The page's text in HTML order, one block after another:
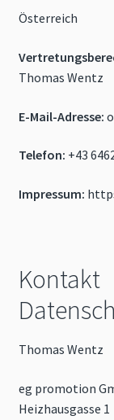
Österreich
Thomas Wentz
E-Mail-Adresse:
Telefon: +43
Impressum:
Kontakt
Thomas Wentz
eg promotion
Heizhausgasse 1